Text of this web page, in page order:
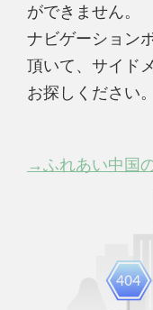
ができません。
ナビゲーション
頂いて、サイド
お探しください。
→ふれあい中国